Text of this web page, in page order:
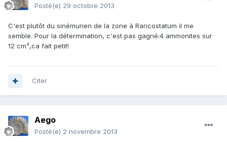
Posté(e) 29 octobre 2013
C'est plutôt du sinémurien de la zone à Raricostatum il me
semble. Pour la détermination, c'est pas gagné:4 ammonites sur
12 cm²,ca fait petit!
Citer
Aego
Posté(e) 2 novembre 2013